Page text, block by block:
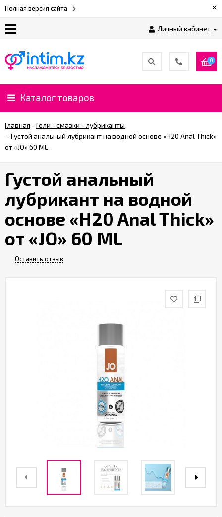
Полная версия сайта ×
Личный кабинет
нас
Доставка
и
⚡
Рассрочка
%
CashBack
%
Партнерам
Служба
0
Каталог товаров
Главная -Гели - смазки - лубриканты
-Густой анальный лубрикант на водной основе «H20 Anal Thick»
от «JO» 60 ML
Густой анальный
лубрикант на водной
основе «H20 Anal Thick»
от «JO» 60 ML
Оставить отзыв